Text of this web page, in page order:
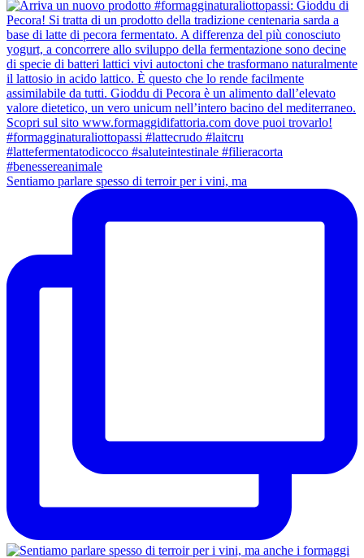
Sentiamo parlare spesso di terroir per i vini, ma